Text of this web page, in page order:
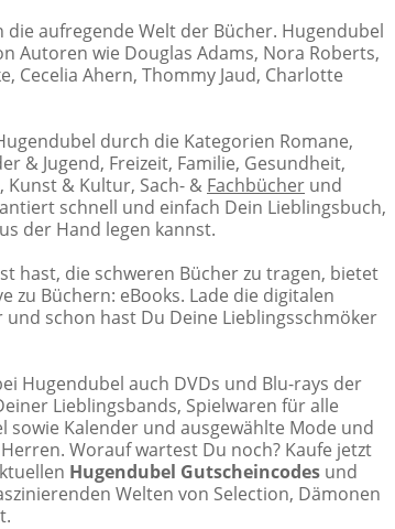
aufregende Welt der Bücher. Hugendubel
Autoren wie Douglas Adams, Nora Roberts,
Cecelia Ahern, Thommy Jaud, Charlotte
durch die Kategorien Romane,
& Jugend, Freizeit, Familie, Gesundheit,
Kunst & Kultur, Sach- & Fachbücher und
schnell und einfach Dein Lieblingsbuch,
der Hand legen kannst.
hast, die schweren Bücher zu tragen, bietet
zu Büchern: eBooks. Lade die digitalen
schon hast Du Deine Lieblingsschmöker
Hugendubel auch DVDs und Blu-rays der
Lieblingsbands, Spielwaren für alle
Kalender und ausgewählte Mode und
Worauf wartest Du noch? Kaufe jetzt
Hugendubel Gutscheincodes und
Welten von Selection, Dämonen